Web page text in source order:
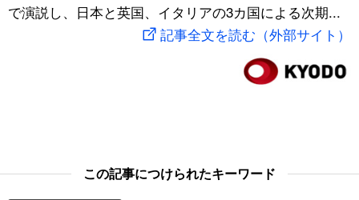
スポーツ・東京2020
で演説し、日本と英国、イタリアの3カ国による次期...
記事全文を読む（外部サイト）
この記事につけられたキーワード